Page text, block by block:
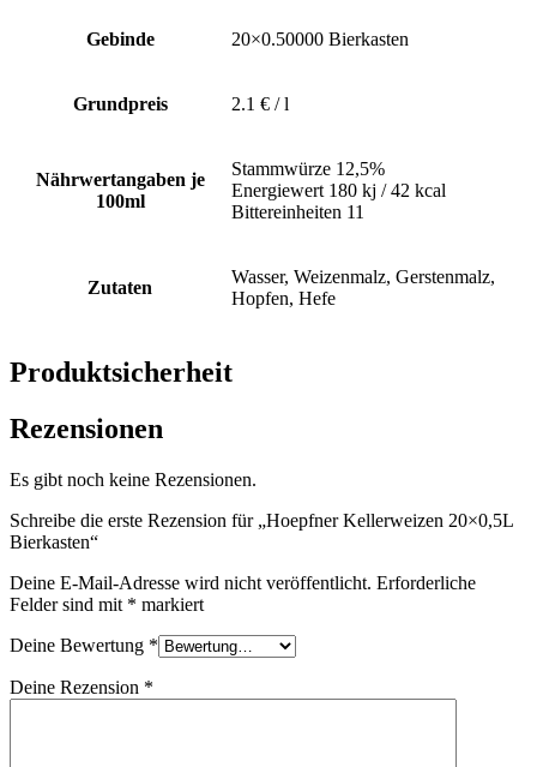
Gebinde 20×0.50000 Bierkasten
Grundpreis 2.1 € / l
Nährwertangaben je
100ml
Stammwürze 12,5%
Energiewert 180 kj / 42 kcal
Bittereinheiten 11
Zutaten
Wasser, Weizenmalz, Gerstenmalz,
Hopfen, Hefe
Produktsicherheit
Rezensionen
Es gibt noch keine Rezensionen.
Schreibe die erste Rezension für „Hoepfner Kellerweizen 20×0,5L
Bierkasten“
Deine E-Mail-Adresse wird nicht veröffentlicht. Erforderliche
Felder sind mit * markiert
Deine Bewertung *
Deine Rezension *